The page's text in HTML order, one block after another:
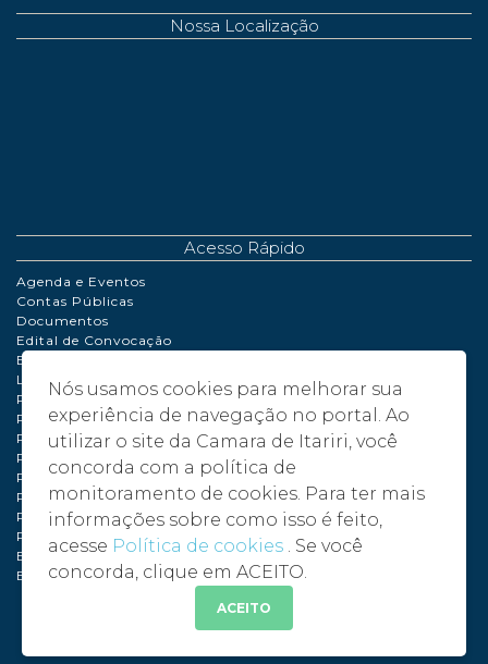
Nós usamos cookies para melhorar sua
experiência de navegação no portal. Ao
utilizar o site da Camara de Itariri, você
concorda com a política de
monitoramento de cookies. Para ter mais
informações sobre como isso é feito,
acesse Política de cookies . Se você
concorda, clique em ACEITO.
ACEITO
Nossa Localização
Acesso Rápido
Agenda e Eventos
Contas Públicas
Documentos
Edital de Convocação
Extrato de Contrato
LDO | LOA | PPA
Perguntas Frequentes
Políticas de Cookies
Portaria
Processo de Adiantamento
Relatório de Gestão Fiscal
Plano de compras anual – PCA - 2024
Plano de compras anual – PCA - 2025
Plano de compras anual – PCA - 2026
Balancete 2024
Balancete 2025
2026 - Câmara Municipal de Itariri - SP